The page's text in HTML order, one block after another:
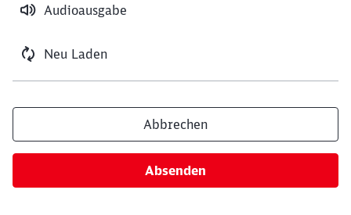
Audioausgabe
Neu Laden
Abbrechen
Absenden